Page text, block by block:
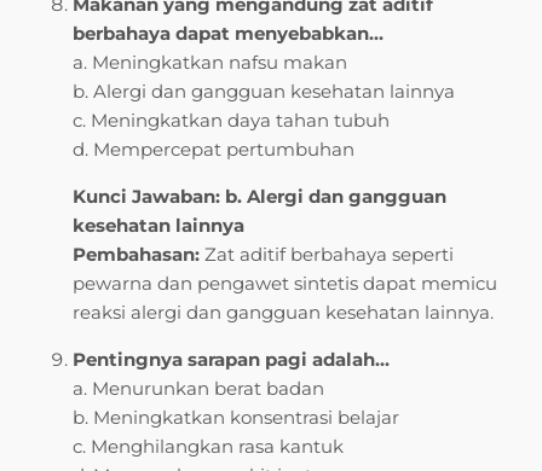
Makanan yang mengandung zat aditif
berbahaya dapat menyebabkan…
a. Meningkatkan nafsu makan
b. Alergi dan gangguan kesehatan lainnya
c. Meningkatkan daya tahan tubuh
d. Mempercepat pertumbuhan
Kunci Jawaban: b. Alergi dan gangguan
kesehatan lainnya
Pembahasan: Zat aditif berbahaya seperti
pewarna dan pengawet sintetis dapat memicu
reaksi alergi dan gangguan kesehatan lainnya.
Pentingnya sarapan pagi adalah…
a. Menurunkan berat badan
b. Meningkatkan konsentrasi belajar
c. Menghilangkan rasa kantuk